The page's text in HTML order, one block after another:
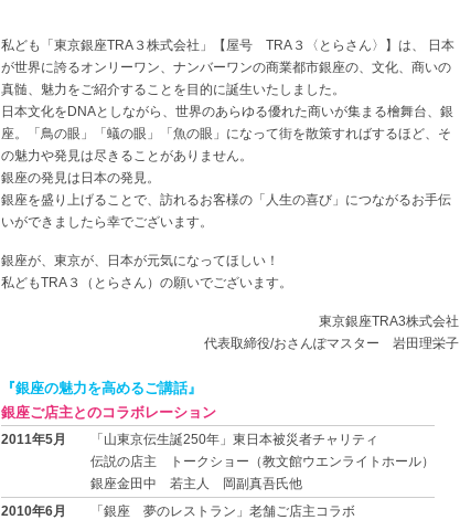
私ども「東京銀座TRA３株式会社」【屋号 TRA３〈とらさん〉】は、 日本
が世界に誇るオンリーワン、ナンバーワンの商業都市銀座の、文化、商いの
真髄、魅力をご紹介することを目的に誕生いたしました。
日本文化をDNAとしながら、世界のあらゆる優れた商いが集まる檜舞台、銀
座。「鳥の眼」「蟻の眼」「魚の眼」になって街を散策すればするほど、そ
の魅力や発見は尽きることがありません。
銀座の発見は日本の発見。
銀座を盛り上げることで、訪れるお客様の「人生の喜び」につながるお手伝
いができましたら幸でございます。
銀座が、東京が、日本が元気になってほしい！
私どもTRA３（とらさん）の願いでございます。
東京銀座TRA3株式会社
代表取締役/おさんぽマスター 岩田理栄子
『銀座の魅力を高めるご講話』
銀座ご店主とのコラボレーション
2011年5月
「山東京伝生誕250年」東日本被災者チャリティ
伝説の店主 トークショー（教文館ウエンライトホール）
銀座金田中 若主人 岡副真吾氏他
2010年6月
「銀座 夢のレストラン」老舗ご店主コラボ